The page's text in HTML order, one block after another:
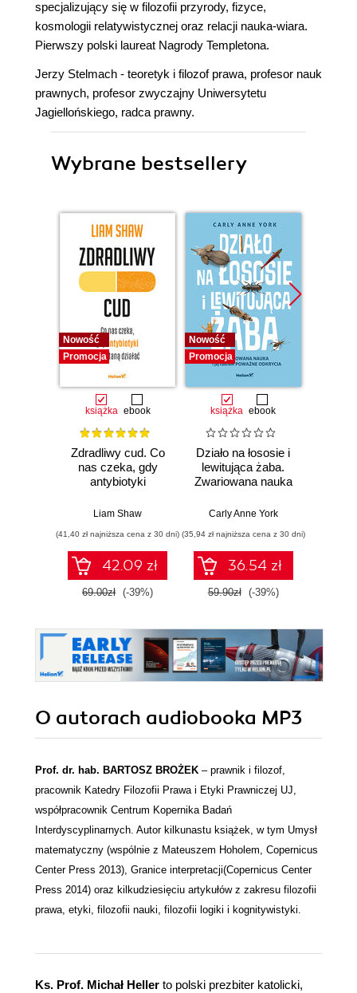
specjalizujący się w filozofii przyrody, fizyce,
kosmologii relatywistycznej oraz relacji nauka-wiara.
Pierwszy polski laureat Nagrody Templetona.
Jerzy Stelmach - teoretyk i filozof prawa, profesor nauk
prawnych, profesor zwyczajny Uniwersytetu
Jagiellońskiego, radca prawny.
Wybrane bestsellery
Nowość
Promocja
książka ebook
Zdradliwy cud. Co
nas czeka, gdy
antybiotyki
Liam Shaw
(41,40 zł najniższa cena z 30 dni)
42.09 zł
69.00zł (-39%)
Nowość
Promocja
książka ebook
Działo na łososie i
lewitująca żaba.
Zwariowana nauka
poważne odkrycia
Carly Anne York
(35,94 zł najniższa cena z 30 dni)
36.54 zł
59.90zł (-39%)
O autorach audiobooka MP3
Prof. dr. hab. BARTOSZ BROŻEK – prawnik i filozof,
pracownik Katedry Filozofii Prawa i Etyki Prawniczej UJ,
współpracownik Centrum Kopernika Badań
Interdyscyplinarnych. Autor kilkunastu książek, w tym Umysł
matematyczny (wspólnie z Mateuszem Hoholem, Copernicus
Center Press 2013), Granice interpretacji(Copernicus Center
Press 2014) oraz kilkudziesięciu artykułów z zakresu filozofii
prawa, etyki, filozofii nauki, filozofii logiki i kognitywistyki.
Ks. Prof. Michał Heller to polski prezbiter katolicki,